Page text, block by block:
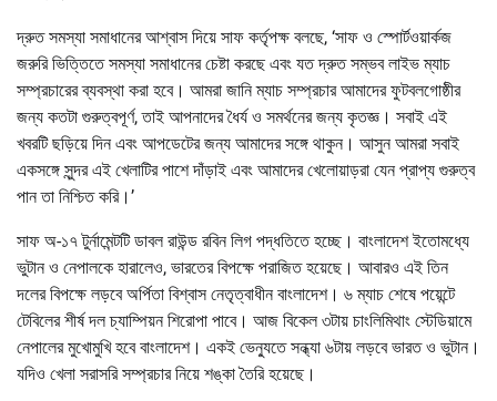
দ্রুত সমস্যা সমাধানের আশ্বাস দিয়ে সাফ কর্তৃপক্ষ বলছে, ‘সাফ ও স্পোর্টওয়ার্কজ
জরুরি ভিত্তিতে সমস্যা সমাধানের চেষ্টা করছে এবং যত দ্রুত সম্ভব লাইভ ম্যাচ
সম্প্রচারের ব্যবস্থা করা হবে। আমরা জানি ম্যাচ সম্প্রচার আমাদের ফুটবলগোষ্ঠীর
জন্য কতটা গুরুত্বপূর্ণ, তাই আপনাদের ধৈর্য ও সমর্থনের জন্য কৃতজ্ঞ। সবাই এই
খবরটি ছড়িয়ে দিন এবং আপডেটের জন্য আমাদের সঙ্গে থাকুন। আসুন আমরা সবাই
একসঙ্গে সুন্দর এই খেলাটির পাশে দাঁড়াই এবং আমাদের খেলোয়াড়রা যেন প্রাপ্য গুরুত্ব
পান তা নিশ্চিত করি।’
সাফ অ-১৭ টুর্নামেন্টটি ডাবল রাউন্ড রবিন লিগ পদ্ধতিতে হচ্ছে। বাংলাদেশ ইতোমধ্যে
ভুটান ও নেপালকে হারালেও, ভারতের বিপক্ষে পরাজিত হয়েছে। আবারও এই তিন
দলের বিপক্ষে লড়বে অর্পিতা বিশ্বাস নেতৃত্বাধীন বাংলাদেশ। ৬ ম্যাচ শেষে পয়েন্টে
টেবিলের শীর্ষ দল চ্যাম্পিয়ন শিরোপা পাবে। আজ বিকেল ৩টায় চাংলিমিথাং স্টেডিয়ামে
নেপালের মুখোমুখি হবে বাংলাদেশ। একই ভেন্যুতে সন্ধ্যা ৬টায় লড়বে ভারত ও ভুটান।
যদিও খেলা সরাসরি সম্প্রচার নিয়ে শঙ্কা তৈরি হয়েছে।